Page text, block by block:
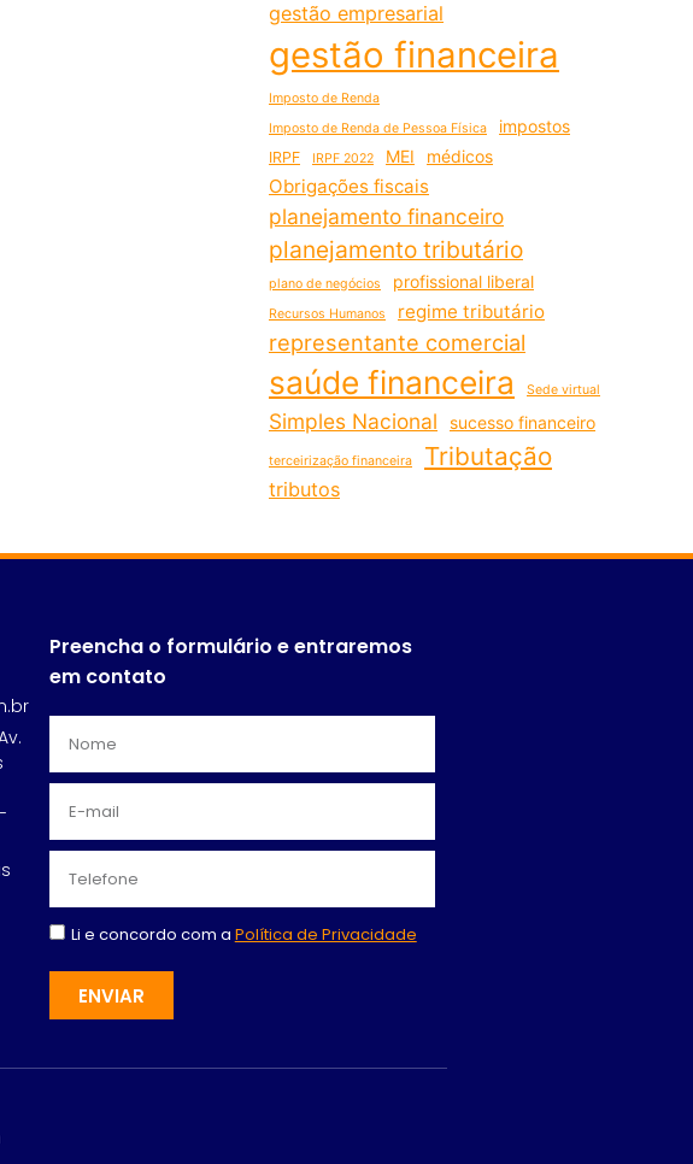
gestão empresarial
gestão financeira
Imposto de Renda
Imposto de Renda de Pessoa Física
impostos
IRPF IRPF 2022 MEI médicos
Obrigações fiscais
planejamento financeiro
planejamento tributário
plano de negócios profissional liberal
Recursos Humanos regime tributário
representante comercial
saúde financeira Sede virtual
Simples Nacional sucesso financeiro
terceirização financeira Tributação
tributos
Preencha o formulário e entraremos
em contato
Li e concordo com a Política de Privacidade
ENVIAR